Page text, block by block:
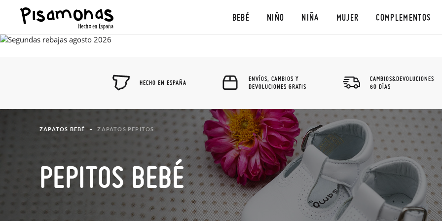
BEBÉ NIÑO NIÑA MUJER COMPLEMENTOS
HECHO EN ESPAÑA
ENVÍOS, CAMBIOS Y
DEVOLUCIONES GRATIS
CAMBIOS&DEVOLUCIONES
60 DÍAS
ZAPATOS BEBÉ ZAPATOS PEPITOS
PEPITOS BEBÉ